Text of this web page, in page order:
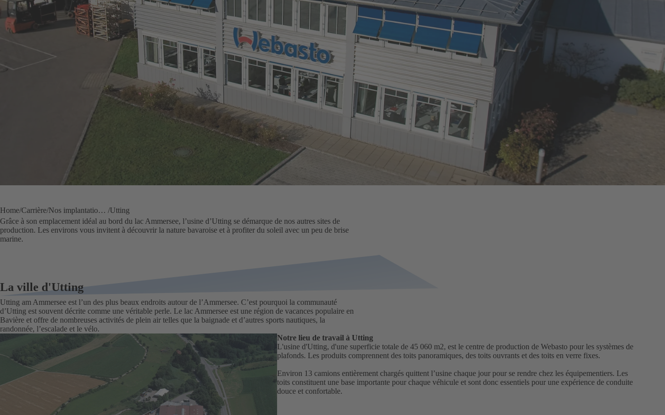
Home Carrière Nos implantations & usines Utting
Grâce à son emplacement idéal au bord du lac Ammersee, l’usine d’Utting se démarque de nos autres sites de
production. Les environs vous invitent à découvrir la nature bavaroise et à profiter du soleil avec un peu de brise
marine.
La ville d'Utting
Utting am Ammersee est l’un des plus beaux endroits autour de l’Ammersee. C’est pourquoi la communauté
d’Utting est souvent décrite comme une véritable perle. Le lac Ammersee est une région de vacances populaire en
Bavière et offre de nombreuses activités de plein air telles que la baignade et d’autres sports nautiques, la
randonnée, l’escalade et le vélo.
Notre lieu de travail à Utting
L'usine d'Utting, d'une superficie totale de 45 060 m2, est le centre de production de Webasto pour les systèmes de
plafonds. Les produits comprennent des toits panoramiques, des toits ouvrants et des toits en verre fixes.
Environ 13 camions entièrement chargés quittent l’usine chaque jour pour se rendre chez les équipementiers. Les
toits constituent une base importante pour chaque véhicule et sont donc essentiels pour une expérience de conduite
douce et confortable.